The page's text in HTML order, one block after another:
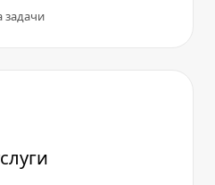
задачи